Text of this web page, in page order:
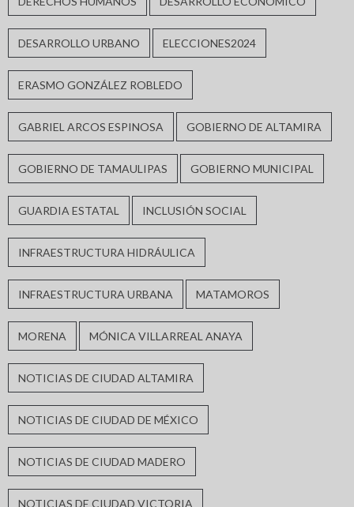
DESARROLLO URBANO ELECCIONES2024
ERASMO GONZÁLEZ ROBLEDO
GABRIEL ARCOS ESPINOSA GOBIERNO DE ALTAMIRA
GOBIERNO DE TAMAULIPAS GOBIERNO MUNICIPAL
GUARDIA ESTATAL INCLUSIÓN SOCIAL
INFRAESTRUCTURA HIDRÁULICA
INFRAESTRUCTURA URBANA MATAMOROS
MORENA MÓNICA VILLARREAL ANAYA
NOTICIAS DE CIUDAD ALTAMIRA
NOTICIAS DE CIUDAD DE MÉXICO
NOTICIAS DE CIUDAD MADERO
NOTICIAS DE CIUDAD VICTORIA